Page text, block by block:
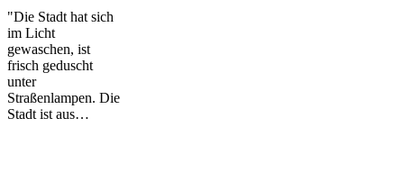
Stadt
"Die Stadt hat sich
im Licht
gewaschen, ist
frisch geduscht
unter
Straßenlampen. Die
Stadt ist aus…